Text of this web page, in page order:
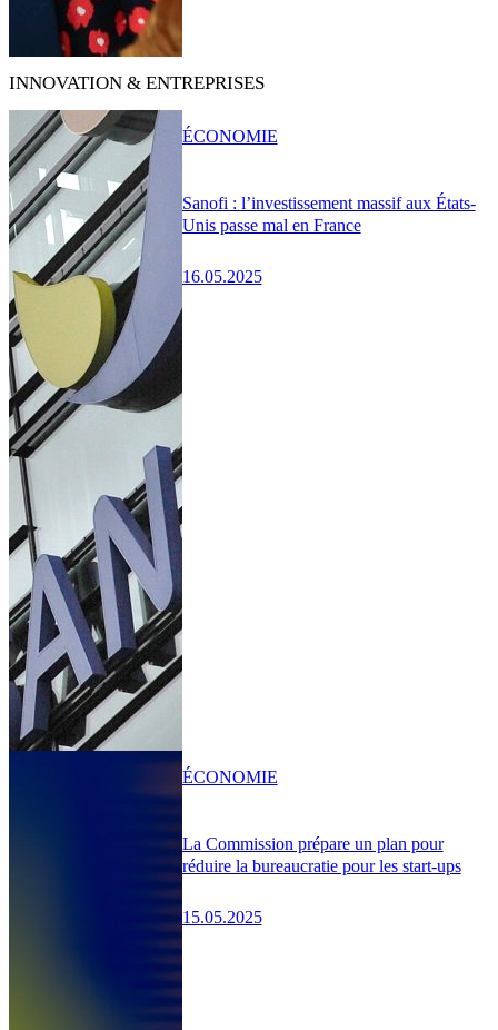
INNOVATION & ENTREPRISES
Sanofi : l’investissement massif aux États-
Unis passe mal en France
16.05.2025
ÉCONOMIE
La Commission prépare un plan pour
réduire la bureaucratie pour les start-ups
15.05.2025
ÉCONOMIE